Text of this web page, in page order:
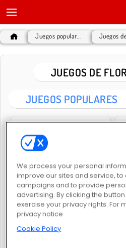
JUEGOS DE
JUEGOS POPULARES
Flower Sort
We process your personal
improve our sites and service,
campaigns and to provide
advertising. By clicking the
exercise your privacy rights. For
privacy notice
Cookie Policy